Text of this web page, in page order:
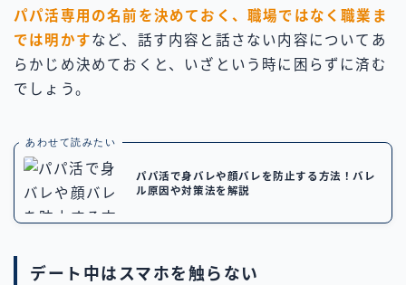
パパ活専用の名前を決めておく、職場ではなく職業ま
では明かすなど、話す内容と話さない内容についてあ
らかじめ決めておくと、いざという時に困らずに済む
でしょう。
あわせて読みたい
パパ活で身バレや顔バレを防止する方法！バレ
ル原因や対策法を解説
デート中はスマホを触らない